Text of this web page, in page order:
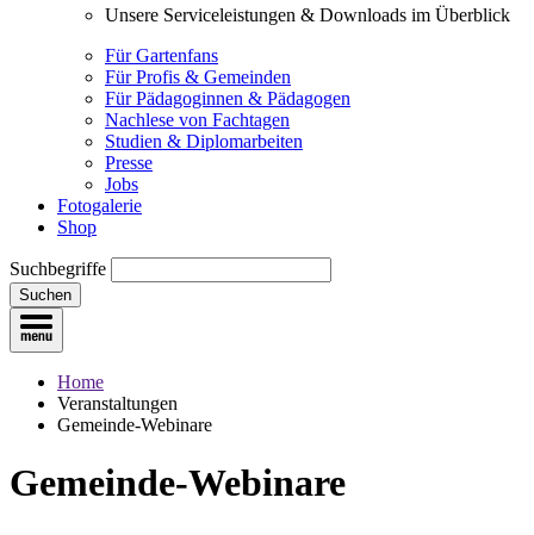
Unsere Serviceleistungen & Downloads im Überblick
Für Gartenfans
Für Profis & Gemeinden
Für Pädagoginnen & Pädagogen
Nachlese von Fachtagen
Studien & Diplomarbeiten
Presse
Jobs
Fotogalerie
Shop
Suchbegriffe
Suchen
Home
Veranstaltungen
Gemeinde-Webinare
Gemeinde-Webinare